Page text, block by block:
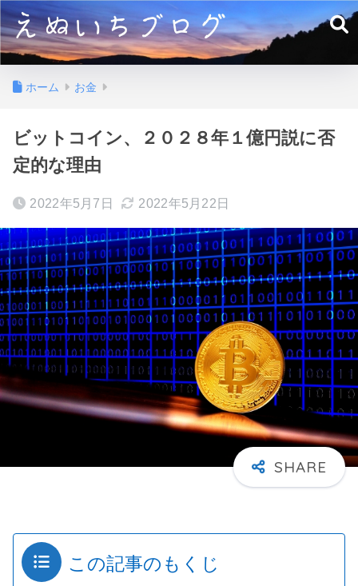
ホーム お金
ビットコイン、２０２８年１億円説に否
定的な理由
2022年5月7日 2022年5月22日
この記事のもくじ